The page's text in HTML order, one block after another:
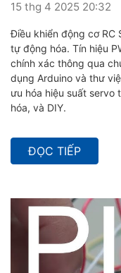
15 thg 4 2025 20:32
Điều khiển động cơ RC
tự động hóa. Tín hiệu
chính xác thông qua
dụng Arduino và thư
ưu hóa hiệu suất
hóa, và DIY.
ĐỌC TIẾP